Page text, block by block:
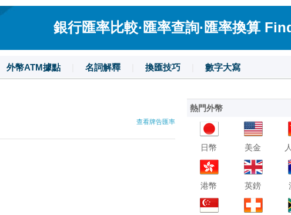
銀行匯率比較·匯率查詢·匯率換算
外幣ATM據點 名詞解釋 換匯技巧 數字大寫
查看牌告匯率
熱門外幣
日幣 美金
港幣 英鎊